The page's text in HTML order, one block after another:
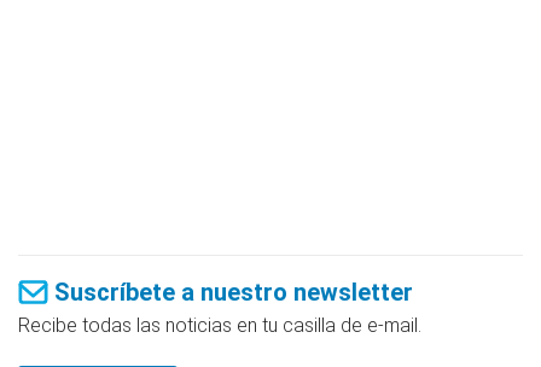
Suscríbete a nuestro newsletter
Recibe todas las noticias en tu casilla de e-mail.